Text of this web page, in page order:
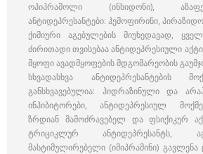
ოპიპრამოლი (ინსიდონი),
ანტიდეპრესანტები: ჰემოფირინი,
ქიმიური აგებულების მიუხედავად,
ძირითადი თვისებაა ანტიდეპრესიული
მყოფი ავადმყოფების მდგომარეობის
სხვადასხვა ანტიდეპრესანტების
განსხვავებულია: ჰიდრაზინული და
ინჰიბიტორები, ანტიდეპრესიულ
ზრდიან მამოძრავებელ და ფსიქიკურ
ტრიციკლურ ანტიდეპრესანტს,
მასტიმულირებელი (იმიპრამინი) გავლენა